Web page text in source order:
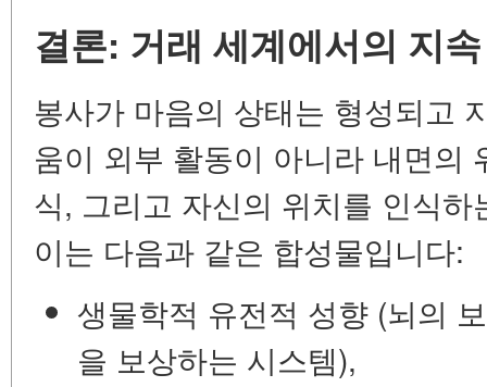
결론: 거래 세계에서의 지
봉사가 마음의 상태는 형성되고
움이 외부 활동이 아니라 내면의
식, 그리고 자신의 위치를 인식
이는 다음과 같은 합성물입니다:
생물학적 유전적 성향 (뇌의
을 보상하는 시스템),